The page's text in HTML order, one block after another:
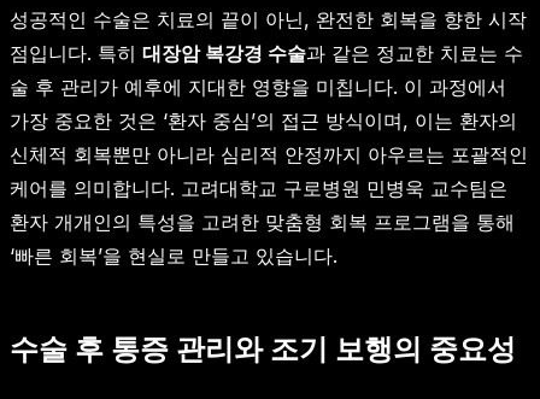
성공적인 수술은 치료의 끝이 아닌, 완전한 회복을 향한 시작
점입니다. 특히 대장암 복강경 수술과 같은 정교한 치료는 수
술 후 관리가 예후에 지대한 영향을 미칩니다. 이 과정에서
가장 중요한 것은 ‘환자 중심’의 접근 방식이며, 이는 환자의
신체적 회복뿐만 아니라 심리적 안정까지 아우르는 포괄적인
케어를 의미합니다. 고려대학교 구로병원 민병욱 교수팀은
환자 개개인의 특성을 고려한 맞춤형 회복 프로그램을 통해
‘빠른 회복’을 현실로 만들고 있습니다.
수술 후 통증 관리와 조기 보행의 중요성